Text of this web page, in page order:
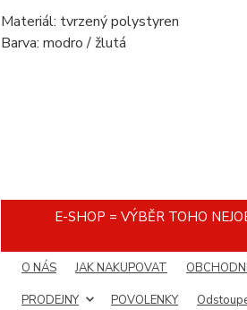
Materiál: tvrzený polystyren
Barva: modro / žlutá
E-SHOP = VÝBĚR TOHO
O NÁS JAK NAKUPOVAT
PRODEJNY
POVOLENKY